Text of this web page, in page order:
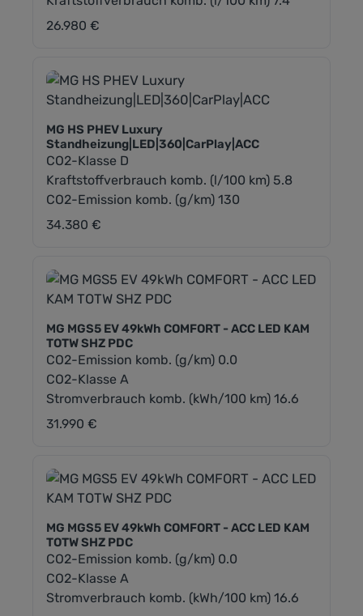
Regulärer Preis:
26.980 €
MG HS PHEV Luxury
Standheizung|LED|360|CarPlay|ACC
CO2-Klasse D
Kraftstoffverbrauch komb. (l/100 km) 5.8
CO2-Emission komb. (g/km) 130
Regulärer Preis:
34.380 €
MG MGS5 EV 49kWh COMFORT - ACC LED KAM
TOTW SHZ PDC
CO2-Emission komb. (g/km) 0.0
CO2-Klasse A
Stromverbrauch komb. (kWh/100 km) 16.6
Regulärer Preis:
31.990 €
MG MGS5 EV 49kWh COMFORT - ACC LED KAM
TOTW SHZ PDC
CO2-Emission komb. (g/km) 0.0
CO2-Klasse A
Stromverbrauch komb. (kWh/100 km) 16.6